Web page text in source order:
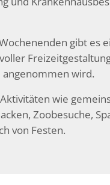
gibt es
wird.
wie
Zoobesuche,
von Festen.